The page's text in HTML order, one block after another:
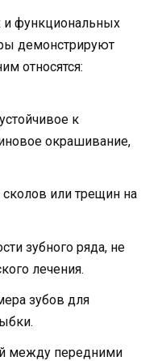
и функциональных
демонстрируют
относятся:
к
окрашивание,
сколов или трещин на
зубного ряда, не
лечения.
зубов для
между передними